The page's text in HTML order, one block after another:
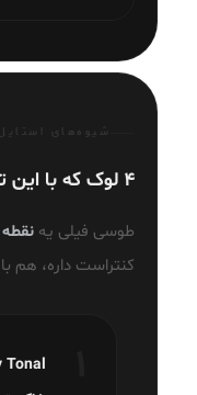
شیوه‌های استایل
۴ لوک که با این تیشرت می‌شه زد
طوسی فیلی یه
کنتراست داره، هم